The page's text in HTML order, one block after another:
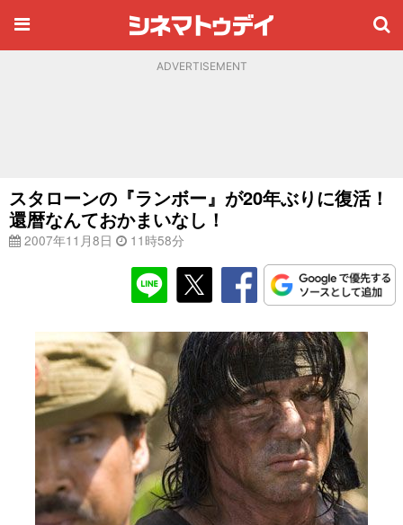
ADVERTISEMENT
スタローンの『ランボー』が20年ぶりに復活！
還暦なんておかまいなし！
2007年11月8日 11時58分